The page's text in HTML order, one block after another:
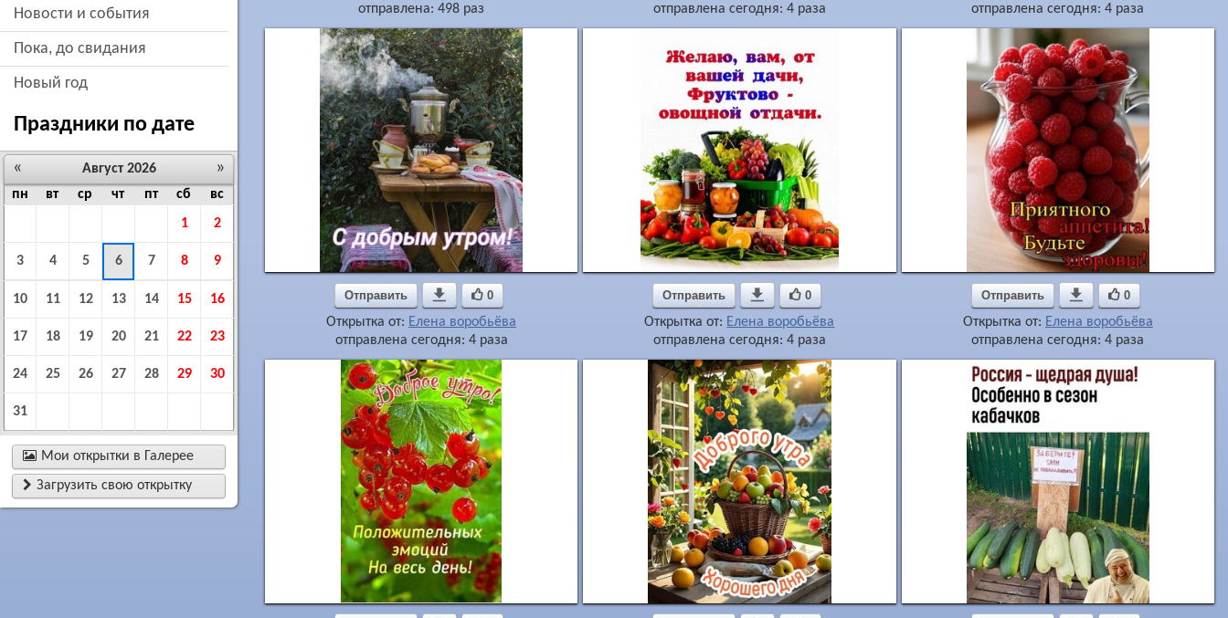
новости и события
пока, до свидания
новый год
Праздники по дате
« »
Август 2026
пн
вт ср чт пт сб
вс
1
2
3 4 5 6 7 8 9
10 11 12 13 14 15 16
17 18 19 20 21 22 23
24 25 26 27 28 29 30
31
 Мои открытки в Галерее
 Загрузить свою открытку
отправлена: 498 раз
отправлена сегодня: 4 раза
отправлена сегодня: 4 раза
Отправить  0
Открытка от: Елена воробьёва
отправлена сегодня: 4 раза
Отправить  0
Открытка от: Елена воробьёва
отправлена сегодня: 4 раза
Отправить  0
Открытка от: Елена воробьёва
отправлена сегодня: 4 раза